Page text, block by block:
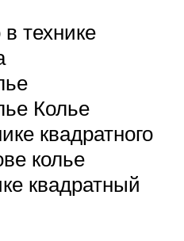
технике
Колье
квадратного
колье
квадратный